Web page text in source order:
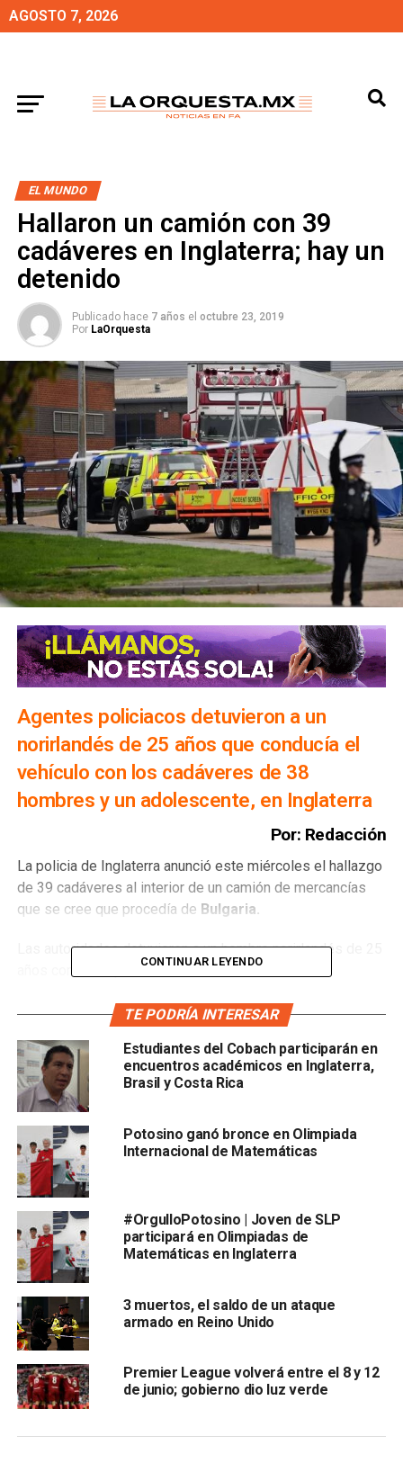
AGOSTO 7, 2026
EL MUNDO
Hallaron un camión con 39
cadáveres en Inglaterra; hay un
detenido
Publicado hace 7 años el octubre 23, 2019
Por LaOrquesta
Agentes policiacos detuvieron a un
norirlandés de 25 años que conducía el
vehículo con los cadáveres de 38
hombres y un adolescente, en Inglaterra
Por: Redacción
La policia de Inglaterra anunció este miércoles el hallazgo
de 39 cadáveres al interior de un camión de mercancías
que se cree que procedía de Bulgaria.
Las autoridades detuvieron a un hombre norirlandés de 25
años como sospechoso de asesinato.
Mientras tanto, la policía está tratando de identificar a los
38 adultos y el adolescente muertos, explicó el
superintendente Andrew Mariner
.
De acuerdo con el funcionario, el camión entró el sábado
con nuestros socios para investigar”.
Las autoridades acordonaron el
Waterglade
, en Thurrock, que hasta el momento
permanece cerrado.
Con información de:El Universal
CONTINUAR LEYENDO
TE PODRÍA INTERESAR
Estudiantes del Cobach participarán en
encuentros académicos en Inglaterra,
Brasil y Costa Rica
Potosino ganó bronce en Olimpiada
Internacional de Matemáticas
#OrgulloPotosino | Joven de SLP
participará en Olimpiadas de
Matemáticas en Inglaterra
3 muertos, el saldo de un ataque
armado en Reino Unido
Premier League volverá entre el 8 y 12
de junio; gobierno dio luz verde